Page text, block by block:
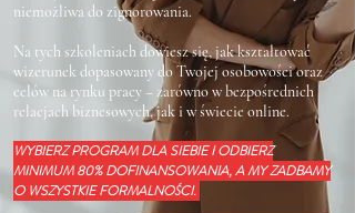
niemożliwa do zignorowania.
Na tych szkoleniach dowiesz się, jak kształtować
wizerunek dopasowany do Twojej osobowości oraz
celów na rynku pracy – zarówno w bezpośrednich
relacjach biznesowych, jak i w świecie online.
WYBIERZ PROGRAM DLA SIEBIE I ODBIERZ
MINIMUM 80% DOFINANSOWANIA, A MY ZADBAMY
O WSZYSTKIE FORMALNOŚCI.